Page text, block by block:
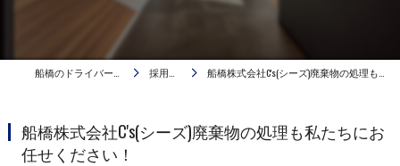
採用ブログ 船橋株式会社C's(シーズ)廃棄物の処理も私たちにお任せください！
船橋株式会社C's(シーズ)廃棄物の処理も私たちにお
任せください！